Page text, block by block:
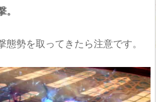
勢を取ってきたら注意です。